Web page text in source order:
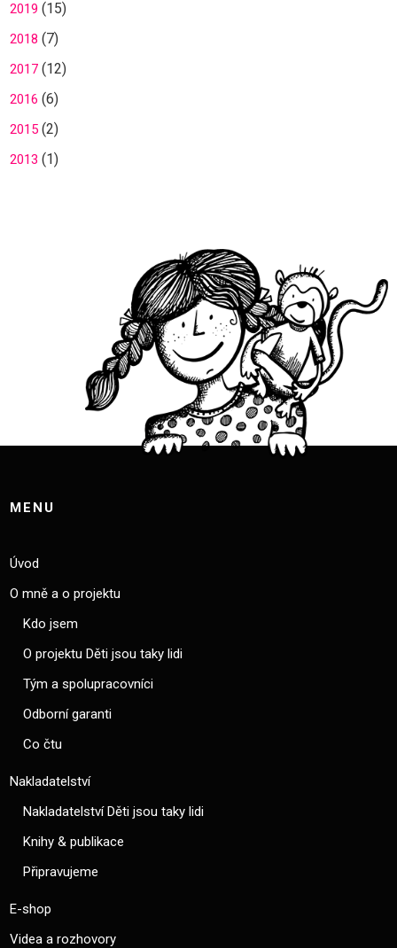
2019 (15)
2018 (7)
2017(12)
2016 (6)
2015(2)
2013 (1)
MENU
Úvod
O mně a o projektu
Kdo jsem
O projektu Děti jsou taky lidi
Tým a spolupracovníci
Odborní garanti
Co čtu
Nakladatelství
Nakladatelství Děti jsou taky lidi
Knihy & publikace
Připravujeme
E-shop
Videa a rozhovory